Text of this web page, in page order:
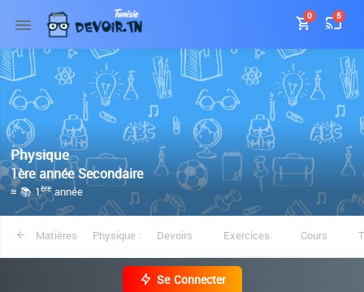
0 5
Physique
1ère année Secondaire
≡ 📚 1èreannée
Matières Physique : Devoirs Exercices Cours
Se Connecter